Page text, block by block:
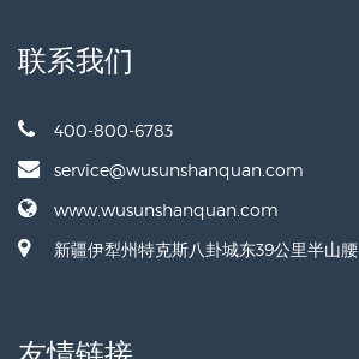
联系我们
400-800-6783
service@wusunshanquan.com
www.wusunshanquan.com
新疆伊犁州特克斯八卦城东39公里半山腰